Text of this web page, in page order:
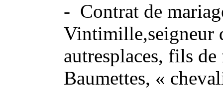
- Contrat de
Vintimille,seigneur
autresplaces, fils
Baumettes, «